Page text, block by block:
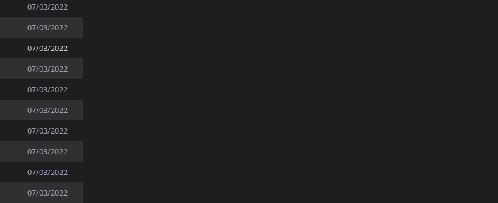
07/03/2022
07/03/2022
07/03/2022
07/03/2022
07/03/2022
07/03/2022
07/03/2022
07/03/2022
07/03/2022
07/03/2022